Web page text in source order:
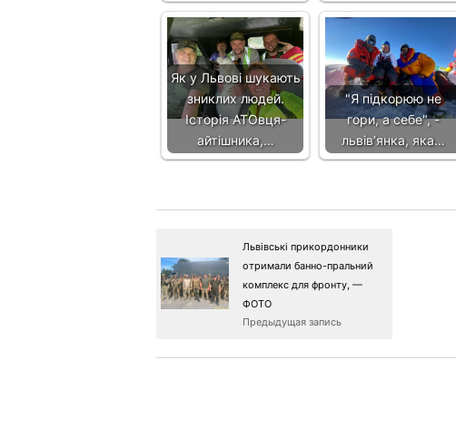
Як у Львові шукають
зниклих людей.
Історія АТОвця-
айтішника,…
"Я підкорюю не
гори, а себе", -
львів’янка, яка…
Львівські прикордонники
отримали банно-пральний
комплекс для фронту, —
ФОТО
Предыдущая запись